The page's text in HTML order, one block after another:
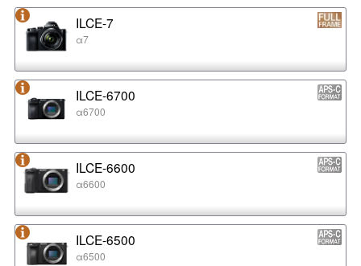
ILCE-7
α7
ILCE-6700
α6700
ILCE-6600
α6600
ILCE-6500
α6500